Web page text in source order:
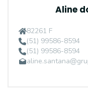
Aline
82261 F
(51) 99586-8594
(51) 99586-8594